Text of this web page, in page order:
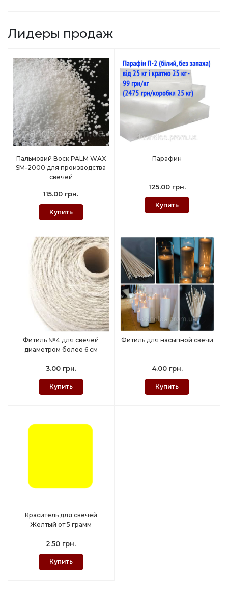
Лидеры продаж
Пальмовий Воск PALM WAX
SM-2000 для производства
свечей
115.00 грн.
Купить
Парафин
125.00 грн.
Купить
Фитиль №4 для свечей
диаметром более 6 см
3.00 грн.
Купить
Фитиль для насыпной свечи
4.00 грн.
Купить
Краситель для свечей
Желтый от 5 грамм
2.50 грн.
Купить